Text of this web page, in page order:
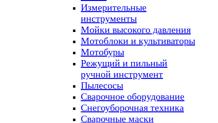
Измерительные
инструменты
Мойки высокого давления
Мотоблоки и культиваторы
Мотобуры
Режущий и пильный
ручной инструмент
Пылесосы
Сварочное оборудование
Снегоуборочная техника
Сварочные маски